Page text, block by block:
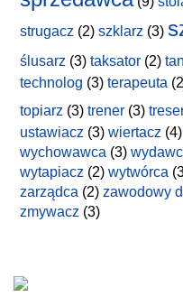
strugacz (2) szklarz (3)
ślusarz (3) taksator (2)
technolog (3) terapeuta
topiarz (3) trener (3)
ustawiacz (3) wiertacz (4)
wychowawca (3)
wytapiacz (2) wytwórca
zarządca (2) zawodowy
zmywacz (3)